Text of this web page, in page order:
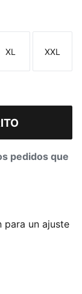
Talla
XL
Talla
XXL
pedidos que
para un ajuste
significa
vayas,
la